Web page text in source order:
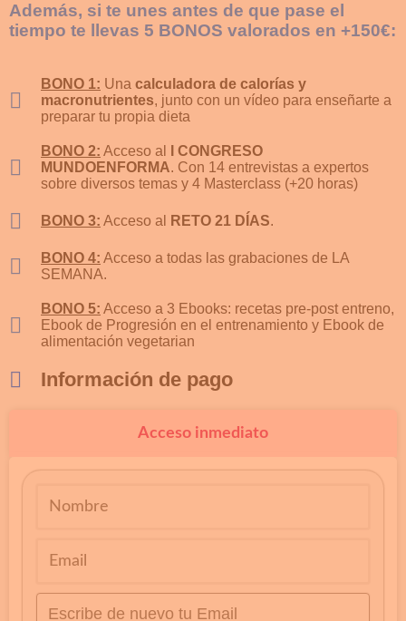
Además, si te unes antes de que pase el
tiempo te llevas 5 BONOS valorados en +150€:
BONO 1: Una calculadora de calorías y
macronutrientes, junto con un vídeo para enseñarte a
preparar tu propia dieta
BONO 2: Acceso al
I CONGRESO
MUNDOENFORMA. Con 14 entrevistas a expertos
sobre diversos temas y 4 Masterclass (+20 horas)
BONO 3: Acceso al RETO 21 DÍAS.
BONO 4: Acceso a todas las grabaciones de LA
SEMANA.
BONO 5: Acceso a 3 Ebooks: recetas pre-post entreno,
Ebook de Progresión en el entrenamiento y Ebook de
alimentación vegetarian
Información de pago
Acceso inmediato